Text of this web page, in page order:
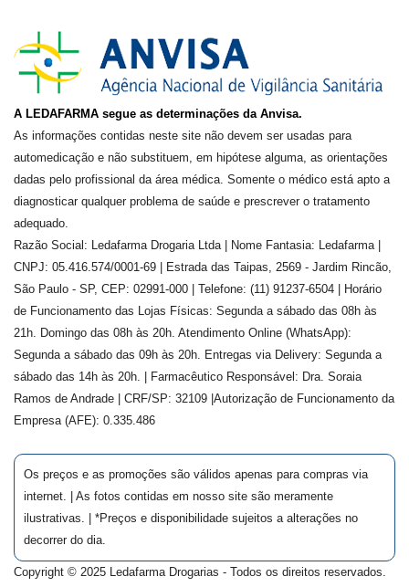
A LEDAFARMA segue as determinações da Anvisa.
As informações contidas neste site não devem ser usadas para
automedicação e não substituem, em hipótese alguma, as orientações
dadas pelo profissional da área médica. Somente o médico está apto a
diagnosticar qualquer problema de saúde e prescrever o tratamento
adequado.
Razão Social: Ledafarma Drogaria Ltda | Nome Fantasia: Ledafarma |
CNPJ: 05.416.574/0001-69 | Estrada das Taipas, 2569 - Jardim Rincão,
São Paulo - SP, CEP: 02991-000 | Telefone: (11) 91237-6504 | Horário
de Funcionamento das Lojas Físicas: Segunda a sábado das 08h às
21h. Domingo das 08h às 20h. Atendimento Online (WhatsApp):
Segunda a sábado das 09h às 20h. Entregas via Delivery: Segunda a
sábado das 14h às 20h. | Farmacêutico Responsável: Dra. Soraia
Ramos de Andrade
| CRF/SP: 32109 |Autorização de Funcionamento da
Empresa (AFE): 0.335.486
Os preços e as promoções são válidos apenas para compras via
internet. | As fotos contidas em nosso site são meramente
ilustrativas. | *Preços e disponibilidade sujeitos a alterações no
decorrer do dia.
Copyright © 2025 Ledafarma Drogarias - Todos os direitos reservados.